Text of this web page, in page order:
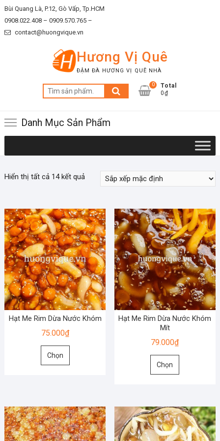
Skip
to
content
Bùi Quang Là, P.12, Gò Vấp, Tp.HCM
0908.022.408 – 0909.570.765 –
contact@huongvique.vn
Hương Vị Quê
ĐẬM ĐÀ HƯƠNG VỊ QUÊ NHÀ
Tìm
kiếm:
0
Total
0₫
Danh Mục Sản Phẩm
Hiển thị tất cả 14 kết quả
Hạt Me Rim Dừa Nước Khóm
75.000₫
Chọn
Sản
biến
thể.
Các
Hạt Me Rim Dừa Nước Khóm
Mít
79.000₫
Chọn
Sản
nhiều
biến
thể.